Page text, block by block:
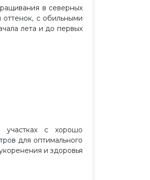
в северных
с обильными
лета и до первых
с хорошо
для оптимального
и здоровья